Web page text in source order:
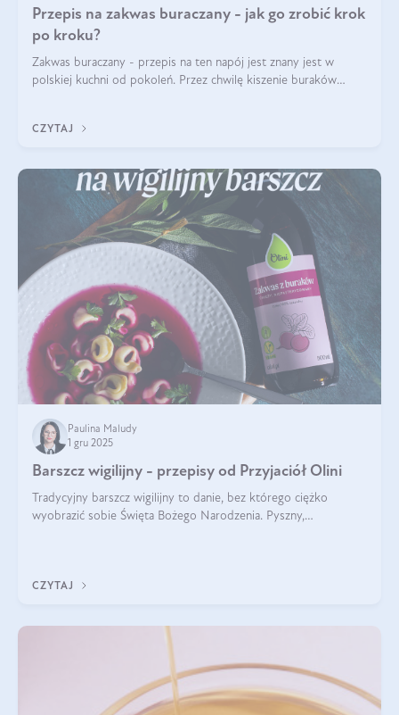
Przepis na zakwas buraczany - jak go zrobić krok
po kroku?
Zakwas buraczany - przepis na ten napój jest znany jest w
polskiej kuchni od pokoleń. Przez chwilę kiszenie buraków
CZYTAJ
Paulina Maludy
1 gru 2025
Barszcz wigilijny - przepisy od Przyjaciół Olini
Tradycyjny barszcz wigilijny to danie, bez którego ciężko
wyobrazić sobie Święta Bożego Narodzenia. Pyszny,
CZYTAJ